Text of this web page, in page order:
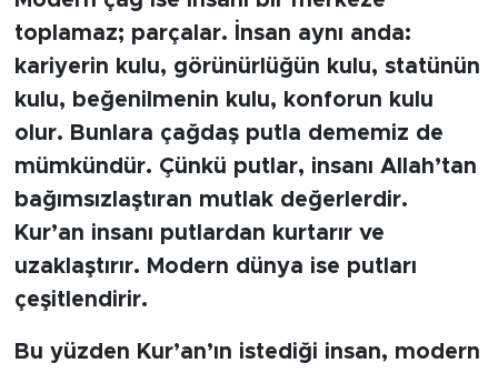
toplamaz; parçalar. İnsan aynı anda:
kariyerin kulu, görünürlüğün kulu, statünün
kulu, beğenilmenin kulu, konforun kulu
olur. Bunlara çağdaş putla dememiz de
mümkündür. Çünkü putlar, insanı Allah’tan
bağımsızlaştıran mutlak değerlerdir.
Kur’an insanı putlardan kurtarır ve
uzaklaştırır. Modern dünya ise putları
çeşitlendirir.
Bu yüzden Kur’an’ın istediği insan, modern